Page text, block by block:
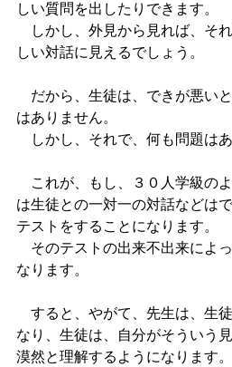
しい質問を出したりできます。
しかし、外見から見れば、そ
しい対話に見えるでしょう。
だから、生徒は、できが悪い
はありません。
しかし、それで、何も問題はあ
これが、もし、３０人学級の
は生徒との一対一の対話などは
テストをすることになります。
そのテストの出来不出来によ
なります。
すると、やがて、先生は、生
なり、生徒は、自分がそういう
漠然と理解するようになります。